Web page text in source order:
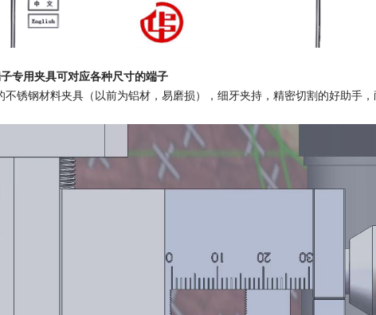
专用夹具可对应各种尺寸的端子
不锈钢材料夹具（以前为铝材，易磨损），细牙夹持，精密切割的好助手，